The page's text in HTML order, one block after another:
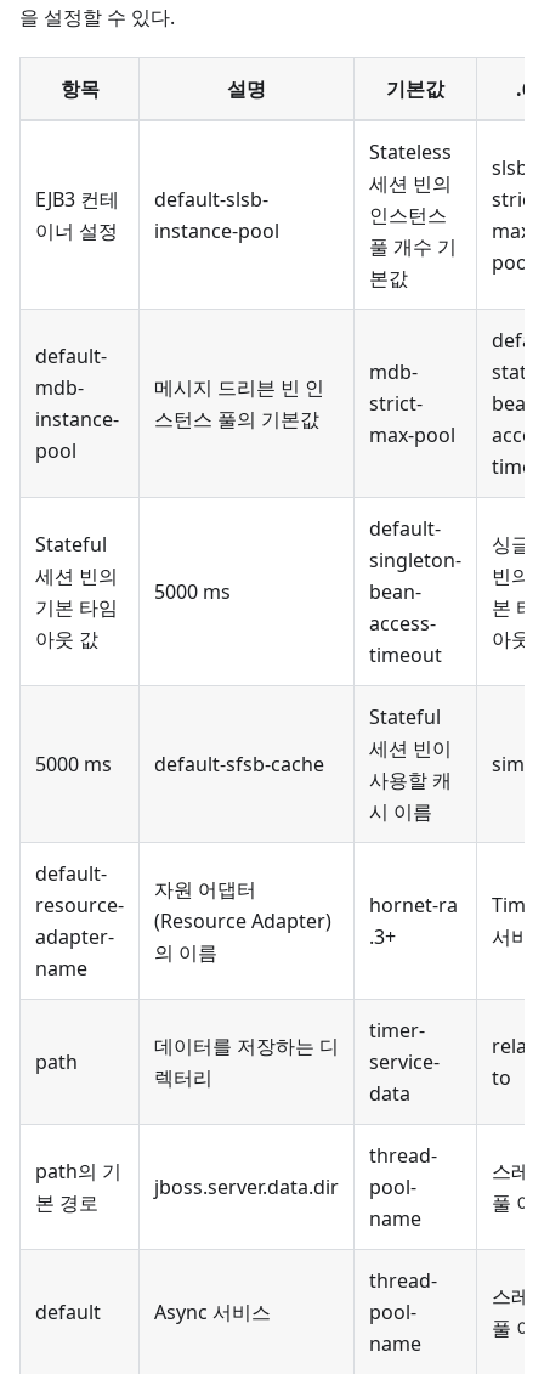
을 설정할 수 있다.
항목 설명 기본값 .6+
EJB3 컨테
이너 설정
default-slsb-
instance-pool
Stateless
세션 빈의
인스턴스
풀 개수 기
본값
slsb-
strict-
max-
pool
default-
mdb-
instance-
pool
메시지 드리븐 빈 인
스턴스 풀의 기본값
mdb-
strict-
max-pool
bean-
Stateful
세션 빈의
기본 타임
아웃 값
5000 ms
default-
singleton-
bean-
access-
timeout
싱글
빈의
본 타
아웃
5000 ms default-sfsb-cache
Stateful
세션 빈이
사용할 캐
시 이름
default-
resource-
adapter-
name
자원 어댑터
(Resource Adapter)
의 이름
hornet-ra
.3+
Timer
서비
path
데이터를 저장하는 디
렉터리
timer-
service-
data
to
path의 기
본 경로
jboss.server.data.dir
thread-
pool-
name
스레
풀 이
default Async 서비스
thread-
pool-
name
스레
풀 이